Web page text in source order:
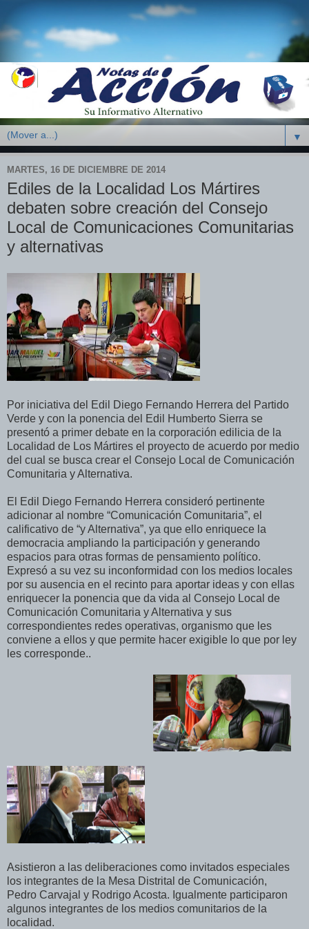
▼
MARTES, 16 DE DICIEMBRE DE 2014
Ediles de la Localidad Los Mártires
debaten sobre creación del Consejo
Local de Comunicaciones Comunitarias
y alternativas
Por iniciativa del Edil Diego Fernando Herrera del Partido
Verde y con la ponencia del Edil Humberto Sierra se
presentó a primer debate en la corporación edilicia de la
Localidad de Los Mártires el proyecto de acuerdo por medio
del cual se busca crear el Consejo Local de Comunicación
Comunitaria y Alternativa.
El Edil Diego Fernando Herrera consideró pertinente
adicionar al nombre “Comunicación Comunitaria”, el
calificativo de “y Alternativa”, ya que ello enriquece la
democracia ampliando la participación y generando
espacios para otras formas de pensamiento político.
Expresó a su vez su inconformidad con los medios locales
por su ausencia en el recinto para aportar ideas y con ellas
enriquecer la ponencia que da vida al Consejo Local de
Comunicación Comunitaria y Alternativa y sus
correspondientes redes operativas, organismo que les
conviene a ellos y que permite hacer exigible lo que por ley
les corresponde..
Asistieron a las deliberaciones como invitados especiales
los integrantes de la Mesa Distrital de Comunicación,
Pedro Carvajal y Rodrigo Acosta. Igualmente participaron
algunos integrantes de los medios comunitarios de la
localidad.